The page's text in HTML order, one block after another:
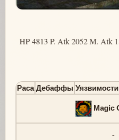
HP 4813 P. Atk 2052 M. Atk
Раса Дебаффы Уязвимости
Magic
-